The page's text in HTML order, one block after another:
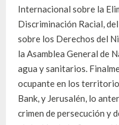
Internacional sobre la
Discriminación Racial,
sobre los Derechos del
la Asamblea General de
agua y sanitarios.
ocupante en los
Bank, y Jerusalén, lo
crimen de persecución y